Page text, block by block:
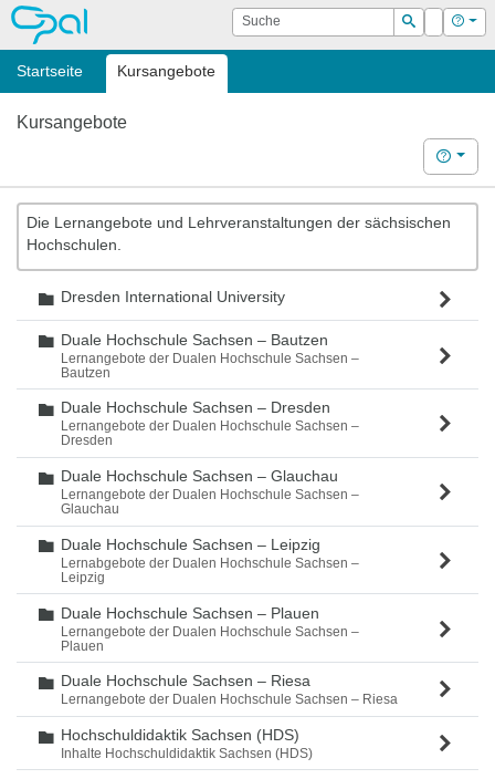
OPAL Suche
Suchen
Login Hilfe
Startseite Kursangebote
Kursangebote
Hilfe
Die Lernangebote und Lehrveranstaltungen der sächsischen
Hochschulen.
Ordner
Dresden International University
Ordner
Duale Hochschule Sachsen – Bautzen
Lernangebote der Dualen Hochschule Sachsen –
Bautzen
Ordner
Duale Hochschule Sachsen – Dresden
Lernangebote der Dualen Hochschule Sachsen –
Dresden
Ordner
Duale Hochschule Sachsen – Glauchau
Lernangebote der Dualen Hochschule Sachsen –
Glauchau
Ordner
Duale Hochschule Sachsen – Leipzig
Lernabgebote der Dualen Hochschule Sachsen –
Leipzig
Ordner
Duale Hochschule Sachsen – Plauen
Lernangebote der Dualen Hochschule Sachsen –
Plauen
Ordner
Duale Hochschule Sachsen – Riesa
Lernangebote der Dualen Hochschule Sachsen – Riesa
Ordner
Hochschuldidaktik Sachsen (HDS)
Inhalte Hochschuldidaktik Sachsen (HDS)